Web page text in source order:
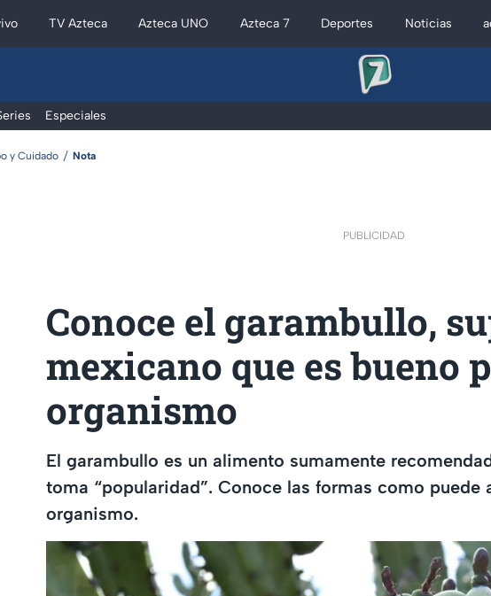
TV Azteca Azteca UNO Azteca 7 Deportes Noticias
Especiales
y Cuidado Nota
PUBLICIDAD
Conoce el garambullo,
mexicano que es bueno
organismo
El garambullo es un alimento sumamente
toma “popularidad”. Conoce las formas como puede
organismo.